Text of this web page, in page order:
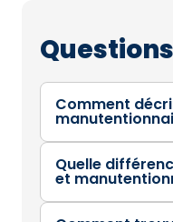
Comment
Quelle
et